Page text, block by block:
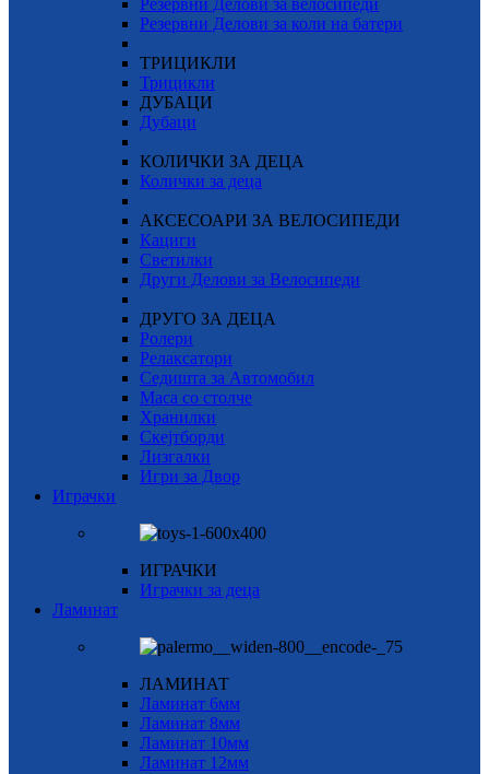
Резервни Делови за велосипеди
Резервни Делови за коли на батери
ТРИЦИКЛИ
Трицикли
ДУБАЦИ
Дубаци
КОЛИЧКИ ЗА ДЕЦА
Колички за деца
АКСЕСОАРИ ЗА ВЕЛОСИПЕДИ
Кациги
Светилки
Други Делови за Велосипеди
ДРУГО ЗА ДЕЦА
Ролери
Релаксатори
Седишта за Автомобил
Маса со столче
Хранилки
Скејтборди
Лизгалки
Игри за Двор
Играчки
ИГРАЧКИ
Играчки за деца
Ламинат
ЛАМИНАТ
Ламинат 6мм
Ламинат 8мм
Ламинат 10мм
Ламинат 12мм